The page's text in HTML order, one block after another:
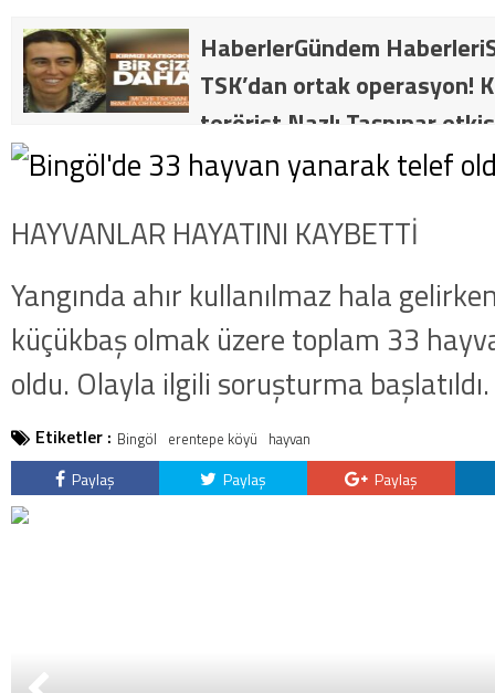
HaberlerGündem
TSK’dan ortak operasyon!
terörist Nazlı Taşpınar
dakika: MİT ve TSK’dan
getirildi .
HAYVANLAR HAYATINI KAYBETTİ
Yangında ahır kullanılmaz hala
küçükbaş olmak üzere toplam 33
oldu. Olayla ilgili soruşturma başlatıldı.
Etiketler : Bingöl erentepe köyü hayvan
Paylaş Paylaş Paylaş